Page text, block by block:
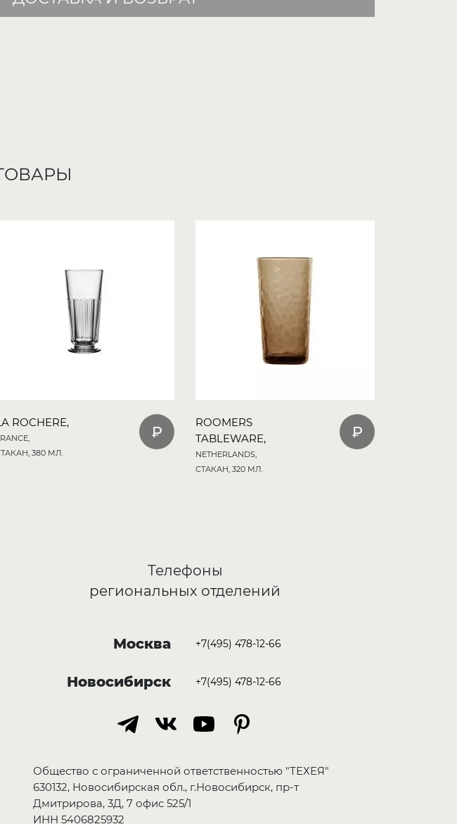
ROCHERE,
380 МЛ.
ROOMERS
TABLEWARE,
NETHERLANDS,
СТАКАН, 320 МЛ.
Телефоны
региональных отделений
Москва +7(495) 478-12-66
Новосибирск +7(495) 478-12-66
Общество с ограниченной ответственностью "ТЕХЕЯ"
630132, Новосибирская обл., г.Новосибирск, пр-т
Дмитрирова, 3Д, 7 офис 525/1
ИНН 5406825932